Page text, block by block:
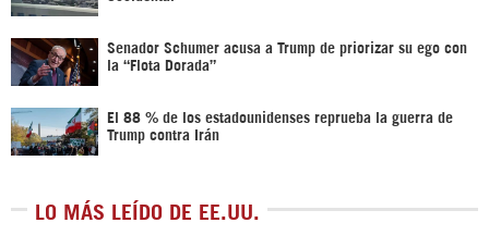
Senador Schumer acusa a Trump de priorizar su ego con
la “Flota Dorada”
El 88 % de los estadounidenses reprueba la guerra de
Trump contra Irán
LO MÁS LEÍDO DE EE.UU.